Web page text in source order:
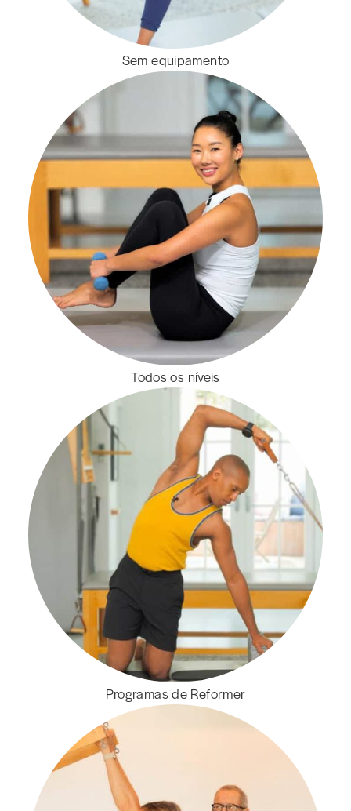
Sem equipamento
Todos os níveis
Programas de Reformer